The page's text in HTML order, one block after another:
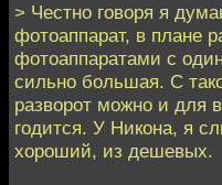
> Честно говоря я
фотоаппарат, в плане
фотоаппаратами с
сильно большая. С
разворот можно и для
годится. У Никона, я
хороший, из дешевых.